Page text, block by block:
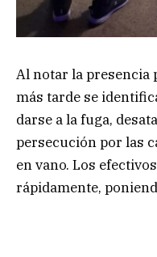
Al notar la presencia
más tarde se
darse a la fuga,
persecución por las
en vano. Los
rápidamente,